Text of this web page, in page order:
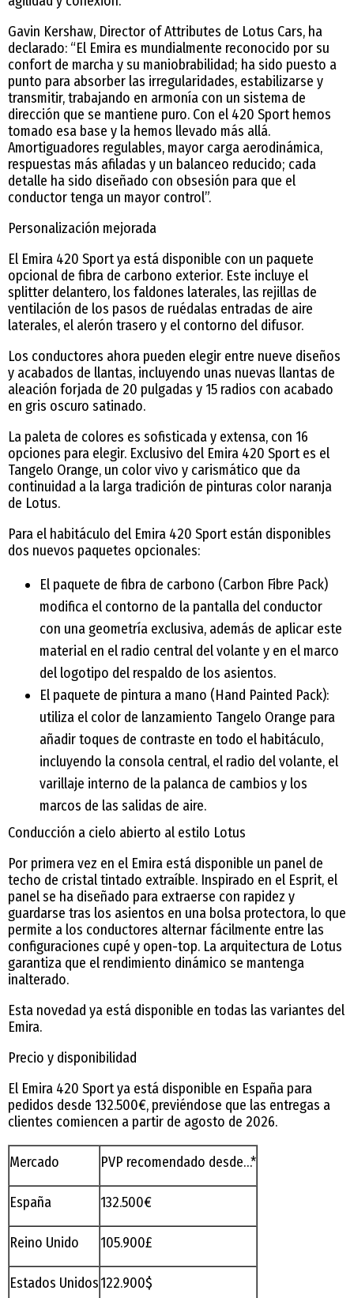
Gavin Kershaw, Director of Attributes de Lotus Cars, ha
declarado: “El Emira es mundialmente reconocido por su
confort de marcha y su maniobrabilidad; ha sido puesto a
punto para absorber las irregularidades, estabilizarse y
transmitir, trabajando en armonía con un sistema de
dirección que se mantiene puro. Con el 420 Sport hemos
tomado esa base y la hemos llevado más allá.
Amortiguadores regulables, mayor carga aerodinámica,
respuestas más afiladas y un balanceo reducido; cada
detalle ha sido diseñado con obsesión para que el
conductor tenga un mayor control”.
Personalización mejorada
El Emira 420 Sport ya está disponible con un paquete
opcional de fibra de carbono exterior. Este incluye el
splitter delantero, los faldones laterales, las rejillas de
ventilación de los pasos de ruédalas entradas de aire
laterales, el alerón trasero y el contorno del difusor.
Los conductores ahora pueden elegir entre nueve diseños
y acabados de llantas, incluyendo unas nuevas llantas de
aleación forjada de 20 pulgadas y 15 radios con acabado
en gris oscuro satinado.
La paleta de colores es sofisticada y extensa, con 16
opciones para elegir. Exclusivo del Emira 420 Sport es el
Tangelo Orange, un color vivo y carismático que da
continuidad a la larga tradición de pinturas color naranja
de Lotus.
Para el habitáculo del Emira 420 Sport están disponibles
dos nuevos paquetes opcionales:
El paquete de fibra de carbono (Carbon Fibre Pack)
modifica el contorno de la pantalla del conductor
con una geometría exclusiva, además de aplicar este
material en el radio central del volante y en el marco
del logotipo del respaldo de los asientos.
El paquete de pintura a mano (Hand Painted Pack):
utiliza el color de lanzamiento Tangelo Orange para
añadir toques de contraste en todo el habitáculo,
incluyendo la consola central, el radio del volante, el
varillaje interno de la palanca de cambios y los
marcos de las salidas de aire.
Conducción a cielo abierto al estilo Lotus
Por primera vez en el Emira está disponible un panel de
techo de cristal tintado extraíble. Inspirado en el Esprit, el
panel se ha diseñado para extraerse con rapidez y
guardarse tras los asientos en una bolsa protectora, lo que
permite a los conductores alternar fácilmente entre las
configuraciones cupé y open-top. La arquitectura de Lotus
garantiza que el rendimiento dinámico se mantenga
inalterado.
Esta novedad ya está disponible en todas las variantes del
Emira.
Precio y disponibilidad
El Emira 420 Sport ya está disponible en España para
pedidos desde 132.500€, previéndose que las entregas a
clientes comiencen a partir de agosto de 2026.
Mercado PVP recomendado desde…*
España 132.500€
Reino Unido 105.900£
Estados Unidos122.900$